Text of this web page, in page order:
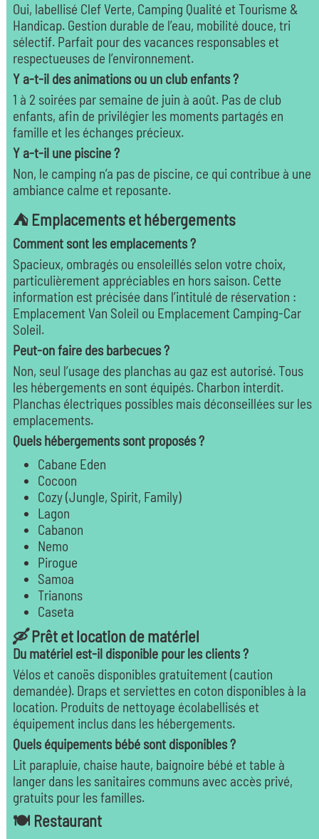
Oui, labellisé Clef Verte, Camping Qualité et Tourisme &
Handicap. Gestion durable de l’eau, mobilité douce, tri
sélectif. Parfait pour des vacances responsables et
respectueuses de l’environnement.
Y a-t-il des animations ou un club enfants ?
1 à 2 soirées par semaine de juin à août. Pas de club
enfants, afin de privilégier les moments partagés en
famille et les échanges précieux.
Y a-t-il une piscine ?
Non, le camping n’a pas de piscine, ce qui contribue à une
ambiance calme et reposante.
⛺ Emplacements et hébergements
Comment sont les emplacements ?
Spacieux, ombragés ou ensoleillés selon votre choix,
particulièrement appréciables en hors saison. Cette
information est précisée dans l’intitulé de réservation :
Emplacement Van Soleil ou Emplacement Camping-Car
Soleil.
Peut-on faire des barbecues ?
Non, seul l’usage des planchas au gaz est autorisé. Tous
les hébergements en sont équipés. Charbon interdit.
Planchas électriques possibles mais déconseillées sur les
emplacements.
Quels hébergements sont proposés ?
Cabane Eden
Cocoon
Cozy (Jungle, Spirit, Family)
Lagon
Cabanon
Nemo
Pirogue
Samoa
Trianons
Caseta
🛶 Prêt et location de matériel
Du matériel est-il disponible pour les clients ?
Vélos et canoës disponibles gratuitement (caution
demandée). Draps et serviettes en coton disponibles à la
location. Produits de nettoyage écolabellisés et
équipement inclus dans les hébergements.
Quels équipements bébé sont disponibles ?
Lit parapluie, chaise haute, baignoire bébé et table à
langer dans les sanitaires communs avec accès privé,
gratuits pour les familles.
🍽️ Restaurant